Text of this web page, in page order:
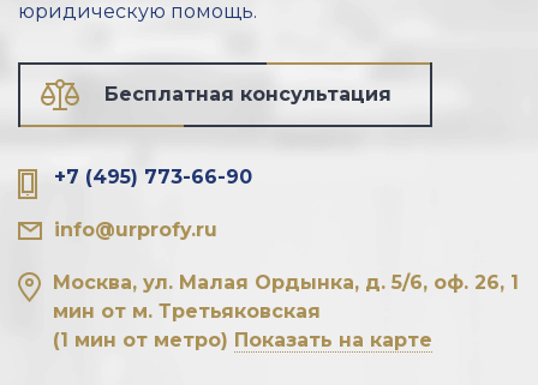
юридическую помощь.
Бесплатная консультация
+7 (495) 773-66-90
info@urprofy.ru
Москва, ул. Малая Ордынка, д. 5/6, оф. 26, 1
мин от м. Третьяковская
(1 мин от метро) Показать на карте